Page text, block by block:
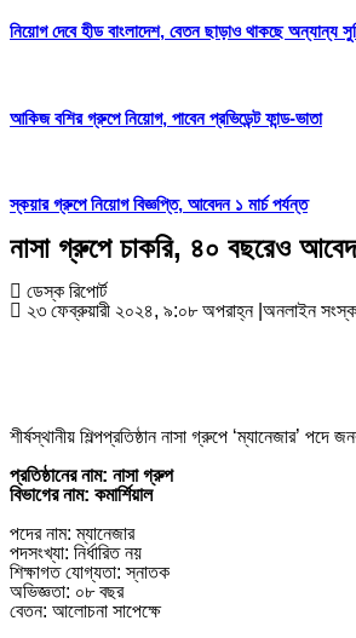
নিয়োগ দেবে হীড বাংলাদেশ, বেতন ছাড়াও থাকছে অন্যান্য
আকিজ বশির গ্রুপে নিয়োগ, পাবেন প্রভিডেন্ট ফান্ড-ভাতা
স্কয়ার গ্রুপে নিয়োগ বিজ্ঞপ্তি, আবেদন ১ মার্চ পর্যন্ত
নাসা গ্রুপে চাকরি, ৪০ বছরেও
ডেস্ক রিপোর্ট
২৩ ফেব্রুয়ারী ২০২৪, ৯:০৮ অপরাহ্ন অনলাইন
শীর্ষস্থানীয় শিল্পপ্রতিষ্ঠান নাসা গ্রুপে ‘ম্যানেজার’
প্রতিষ্ঠানের নাম: নাসা গ্রুপ
বিভাগের নাম: কমার্শিয়াল
পদের নাম: ম্যানেজার
পদসংখ্যা: নির্ধারিত নয়
শিক্ষাগত যোগ্যতা: স্নাতক
অভিজ্ঞতা: ০৮ বছর
বেতন: আলোচনা সাপেক্ষে